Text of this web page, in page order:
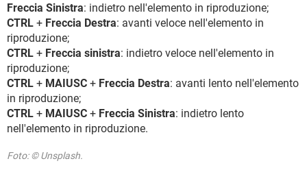
Freccia Sinistra: indietro nell'elemento in riproduzione;
CTRL + Freccia Destra: avanti veloce nell'elemento in
riproduzione;
CTRL + Freccia sinistra: indietro veloce nell'elemento in
riproduzione;
CTRL + MAIUSC + Freccia Destra: avanti lento nell'elemento
in riproduzione;
CTRL + MAIUSC + Freccia Sinistra: indietro lento
nell'elemento in riproduzione.
Foto: © Unsplash.